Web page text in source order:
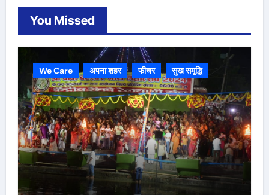
You Missed
We Care अपना शहर फीचर सुख समृद्धि